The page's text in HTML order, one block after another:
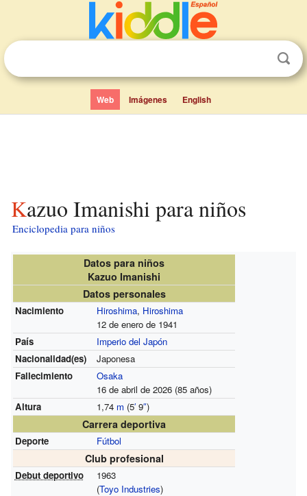
Web Imágenes English
Kazuo Imanishi para niños
Enciclopedia para niños
Datos para niños
Kazuo Imanishi
Datos personales
Nacimiento Hiroshima, Hiroshima
12 de enero de 1941
País
Imperio del Japón
Nacionalidad(es)
Japonesa
Fallecimiento
Osaka
16 de abril de 2026 (85 años)
Altura
1,74 m (5′9″)
Carrera deportiva
Deporte Fútbol
Club profesional
Debut deportivo
1963
(Toyo Industries)